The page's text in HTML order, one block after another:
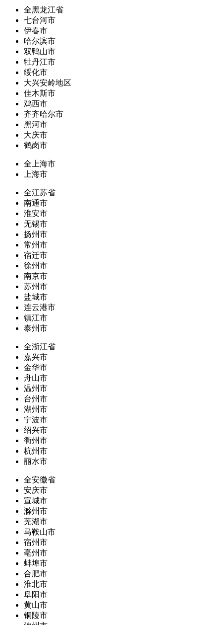
全黑龙江省
七台河市
伊春市
哈尔滨市
双鸭山市
牡丹江市
绥化市
大兴安岭地区
佳木斯市
鸡西市
齐齐哈尔市
黑河市
大庆市
鹤岗市
全上海市
上海市
全江苏省
南通市
淮安市
无锡市
扬州市
常州市
宿迁市
徐州市
南京市
苏州市
盐城市
连云港市
镇江市
泰州市
全浙江省
嘉兴市
金华市
舟山市
温州市
台州市
湖州市
宁波市
绍兴市
衢州市
杭州市
丽水市
全安徽省
安庆市
宣城市
滁州市
芜湖市
马鞍山市
宿州市
亳州市
蚌埠市
合肥市
淮北市
阜阳市
黄山市
铜陵市